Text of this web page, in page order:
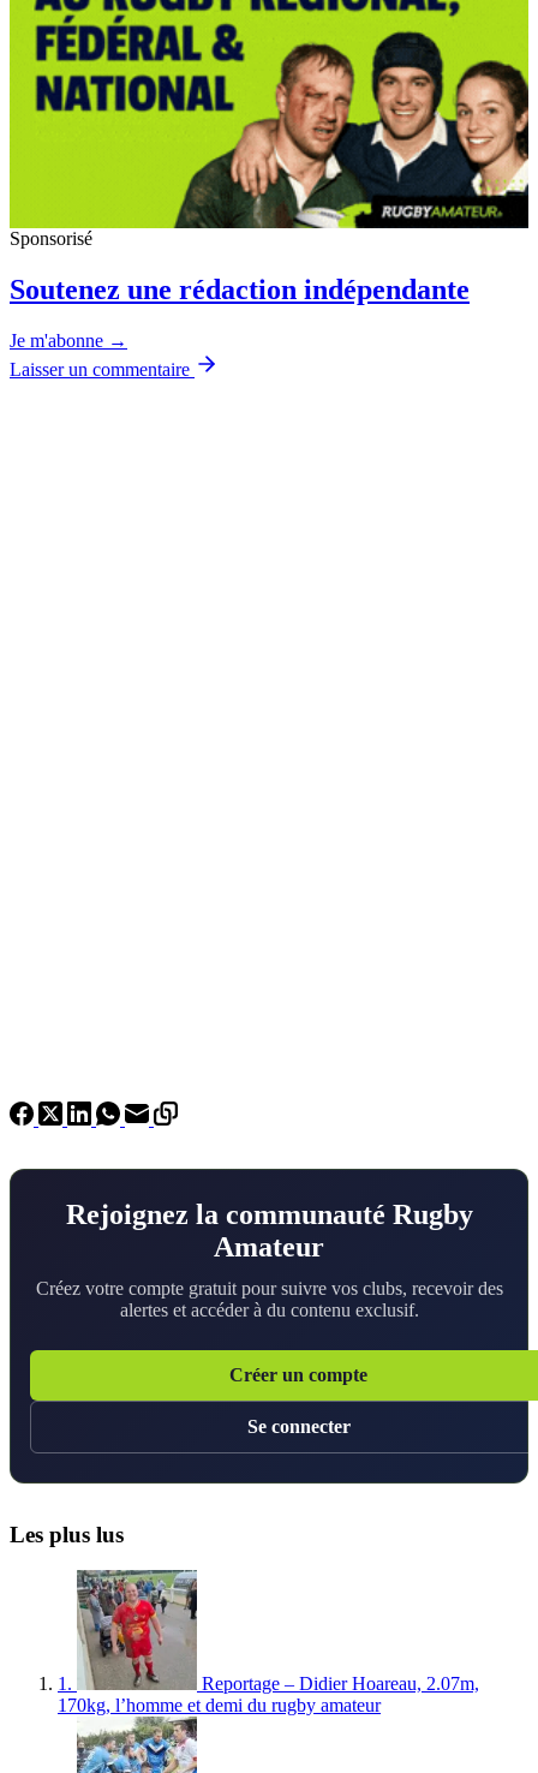
Sponsorisé
Soutenez une rédaction indépendante
Je m'abonne →
Laisser un commentaire
Rejoignez la communauté Rugby
Amateur
Créez votre compte gratuit pour suivre vos clubs, recevoir des
alertes et accéder à du contenu exclusif.
Créer un compte
Se connecter
Les plus lus
1.
Reportage – Didier Hoareau, 2.07m,
170kg, l’homme et demi du rugby amateur